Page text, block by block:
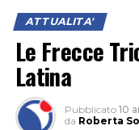
ATTUALITA'
Le Frecce
Latina
Pubblicato 10
da Roberta